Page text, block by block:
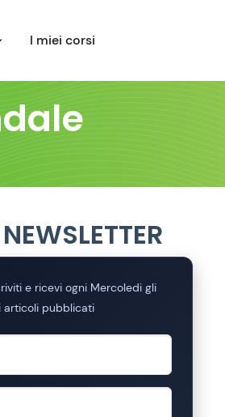
I miei corsi
e ricevi ogni Mercoledi gli
articoli pubblicati